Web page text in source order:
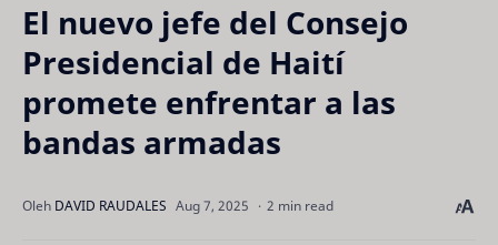
El nuevo jefe del Consejo
Presidencial de Haití
promete enfrentar a las
bandas armadas
2 min read